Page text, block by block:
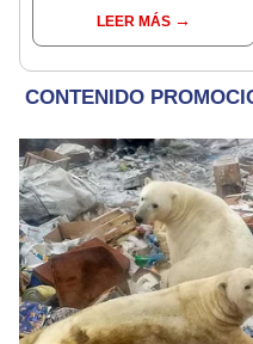
en agostoLEER MÁS